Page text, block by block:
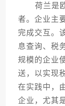
荷兰是欧
者。企业主
完成交互。
息查询、税
规模的企业
送，以实现
在实践中，
企业，尤其